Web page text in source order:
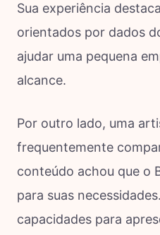
Sua experiência
orientados por dados
ajudar uma pequena
alcance.
Por outro lado, uma
frequentemente
conteúdo achou que o
para suas
capacidades para